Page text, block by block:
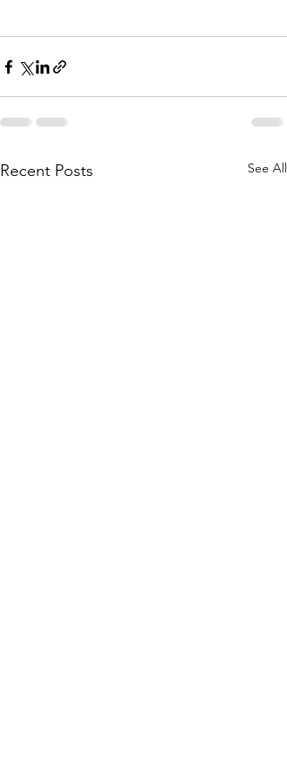
Recent Posts See All